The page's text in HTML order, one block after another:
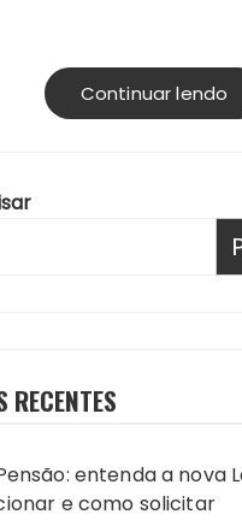
Continuar lendo
RECENTES
entenda a nova
e como solicitar